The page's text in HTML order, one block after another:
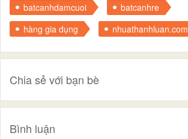
batcanhdamcuoi
batcanhre
hàng gia dụng
nhuathanhluan.com
Chia sẻ với bạn bè
Bình luận